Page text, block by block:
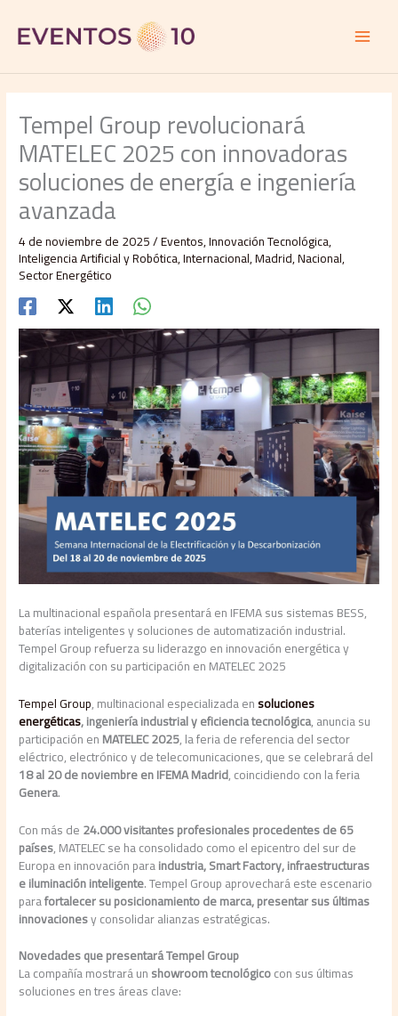
contenido
Tempel Group revolucionará
MATELEC 2025 con innovadoras
soluciones de energía e ingeniería
avanzada
4 de noviembre de 2025/Eventos,Innovación Tecnológica,
Inteligencia Artificial y Robótica,Internacional,Madrid,Nacional,
Sector Energético
La multinacional española presentará en IFEMA sus sistemas BESS,
baterías inteligentes y soluciones de automatización industrial.
Tempel Group refuerza su liderazgo en innovación energética y
digitalización con su participación en MATELEC 2025
Tempel Group, multinacional especializada ensoluciones
energéticas, ingeniería industrial y eficiencia tecnológica, anuncia su
participación enMATELEC 2025, la feria de referencia del sector
eléctrico, electrónico y de telecomunicaciones, que se celebrará del
18 al 20 de noviembre en IFEMA Madrid, coincidiendo con la feria
Genera.
Con más de24.000 visitantes profesionales procedentes de 65
países, MATELEC se ha consolidado como el epicentro del sur de
Europa en innovación paraindustria, Smart Factory, infraestructuras
e iluminación inteligente. Tempel Group aprovechará este escenario
parafortalecer su posicionamiento de marca, presentar sus últimas
innovacionesy consolidar alianzas estratégicas.
Novedades que presentará Tempel Group
La compañía mostrará unshowroom tecnológicocon sus últimas
soluciones en tres áreas clave: